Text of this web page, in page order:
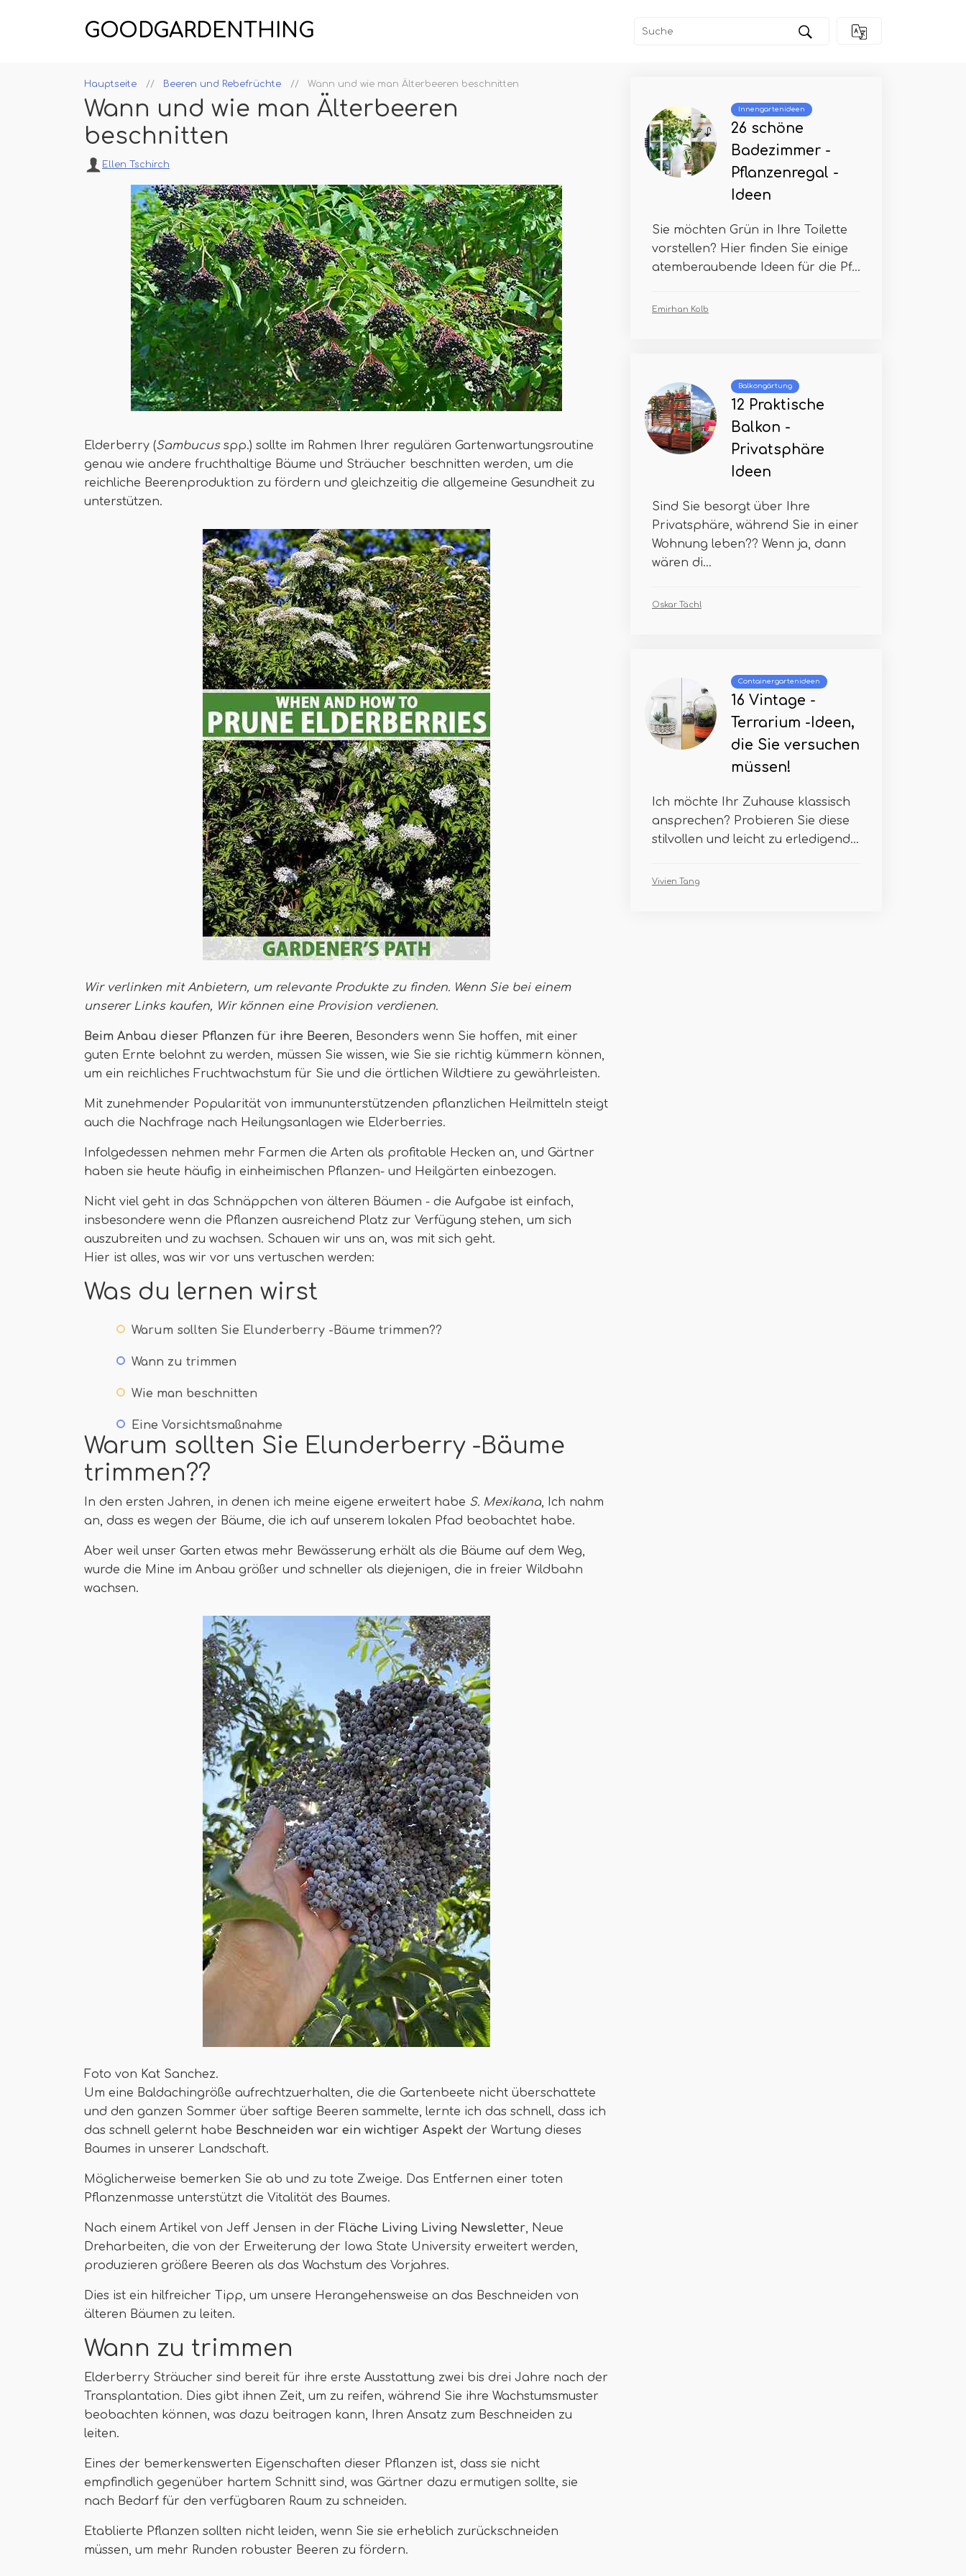
GOODGARDENTHING
Hauptseite Beeren und Rebefrüchte Wann und wie man Älterbeeren beschnitten
Wann und wie man Älterbeeren
beschnitten
Ellen Tschirch
Elderberry (Sambucusspp.) sollte im Rahmen Ihrer regulären Gartenwartungsroutine
genau wie andere fruchthaltige Bäume und Sträucher beschnitten werden, um die
reichliche Beerenproduktion zu fördern und gleichzeitig die allgemeine Gesundheit zu
unterstützen.
Wir verlinken mit Anbietern, um relevante Produkte zu finden. Wenn Sie bei einem
unserer Links kaufen, Wir können eine Provision verdienen.
Beim Anbau dieser Pflanzen für ihre Beeren, Besonders wenn Sie hoffen, mit einer
guten Ernte belohnt zu werden, müssen Sie wissen, wie Sie sie richtig kümmern können,
um ein reichliches Fruchtwachstum für Sie und die örtlichen Wildtiere zu gewährleisten.
Mit zunehmender Popularität von immununterstützenden pflanzlichen Heilmitteln steigt
auch die Nachfrage nach Heilungsanlagen wie Elderberries.
Infolgedessen nehmen mehr Farmen die Arten als profitable Hecken an, und Gärtner
haben sie heute häufig in einheimischen Pflanzen- und Heilgärten einbezogen.
Nicht viel geht in das Schnäppchen von älteren Bäumen - die Aufgabe ist einfach,
insbesondere wenn die Pflanzen ausreichend Platz zur Verfügung stehen, um sich
auszubreiten und zu wachsen. Schauen wir uns an, was mit sich geht.
Hier ist alles, was wir vor uns vertuschen werden:
Was du lernen wirst
Warum sollten Sie Elunderberry -Bäume trimmen??
Wann zu trimmen
Wie man beschnitten
Eine Vorsichtsmaßnahme
Warum sollten Sie Elunderberry -Bäume
trimmen??
In den ersten Jahren, in denen ich meine eigene erweitert habe S. Mexikana, Ich nahm
an, dass es wegen der Bäume, die ich auf unserem lokalen Pfad beobachtet habe.
Aber weil unser Garten etwas mehr Bewässerung erhält als die Bäume auf dem Weg,
wurde die Mine im Anbau größer und schneller als diejenigen, die in freier Wildbahn
wachsen.
Foto von Kat Sanchez.
Um eine Baldachingröße aufrechtzuerhalten, die die Gartenbeete nicht überschattete
und den ganzen Sommer über saftige Beeren sammelte, lernte ich das schnell, dass ich
das schnell gelernt habe Beschneiden war ein wichtiger Aspekt der Wartung dieses
Baumes in unserer Landschaft.
Möglicherweise bemerken Sie ab und zu tote Zweige. Das Entfernen einer toten
Pflanzenmasse unterstützt die Vitalität des Baumes.
Nach einem Artikel von Jeff Jensen in der Fläche Living Living Newsletter, Neue
Dreharbeiten, die von der Erweiterung der Iowa State University erweitert werden,
produzieren größere Beeren als das Wachstum des Vorjahres.
Dies ist ein hilfreicher Tipp, um unsere Herangehensweise an das Beschneiden von
älteren Bäumen zu leiten.
Wann zu trimmen
Elderberry Sträucher sind bereit für ihre erste Ausstattung zwei bis drei Jahre nach der
Transplantation. Dies gibt ihnen Zeit, um zu reifen, während Sie ihre Wachstumsmuster
beobachten können, was dazu beitragen kann, Ihren Ansatz zum Beschneiden zu
leiten.
Eines der bemerkenswerten Eigenschaften dieser Pflanzen ist, dass sie nicht
empfindlich gegenüber hartem Schnitt sind, was Gärtner dazu ermutigen sollte, sie
nach Bedarf für den verfügbaren Raum zu schneiden.
Etablierte Pflanzen sollten nicht leiden, wenn Sie sie erheblich zurückschneiden
müssen, um mehr Runden robuster Beeren zu fördern.
Innengartenideen
26 schöne
Badezimmer -
Pflanzenregal -
Ideen
Sie möchten Grün in Ihre Toilette
vorstellen? Hier finden Sie einige
atemberaubende Ideen für die Pf...
Emirhan Kolb
Balkongärtung
12 Praktische
Balkon -
Privatsphäre
Ideen
Sind Sie besorgt über Ihre
Privatsphäre, während Sie in einer
Wohnung leben?? Wenn ja, dann
wären di...
Oskar Tächl
Containergartenideen
16 Vintage -
Terrarium -Ideen,
die Sie versuchen
müssen!
Ich möchte Ihr Zuhause klassisch
ansprechen? Probieren Sie diese
stilvollen und leicht zu erledigend...
Vivien Tang